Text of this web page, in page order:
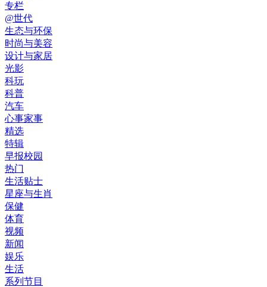
专栏
@世代
生态与环保
时尚与美容
设计与家居
光影
科玩
科普
汽车
心事家事
精选
特辑
早报校园
热门
生活贴士
星座与生肖
保健
体育
视频
新闻
娱乐
生活
系列节目